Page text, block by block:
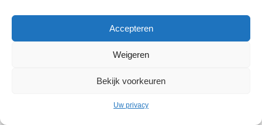
Accepteren
Weigeren
Bekijk voorkeuren
Uw privacy
© 2013 - 2026 De Duurzame Tuin KvK Gouda 29029262 - BTW nr
NL001968744B76 Hosting: